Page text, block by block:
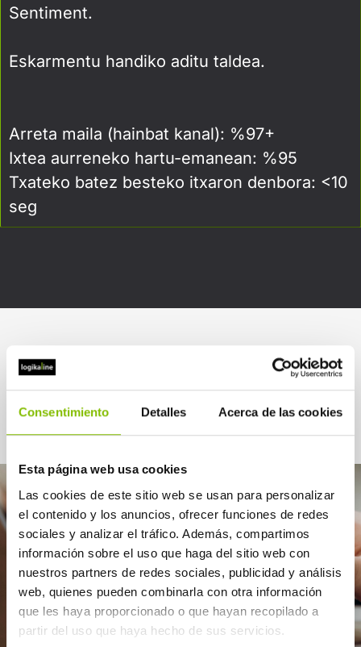
Consentimiento Detalles Acerca de las cookies
Esta página web usa cookies
Las cookies de este sitio web se usan para personalizar
el contenido y los anuncios, ofrecer funciones de redes
sociales y analizar el tráfico. Además, compartimos
información sobre el uso que haga del sitio web con
nuestros partners de redes sociales, publicidad y análisis
web, quienes pueden combinarla con otra información
que les haya proporcionado o que hayan recopilado a
partir del uso que haya hecho de sus servicios.
Sentiment.
Eskarmentu handiko aditu taldea.
Arreta maila (hainbat kanal): %97+
Ixtea aurreneko hartu-emanean: %95
Txateko batez besteko itxaron denbora: <10
seg
Kasu praktikoak